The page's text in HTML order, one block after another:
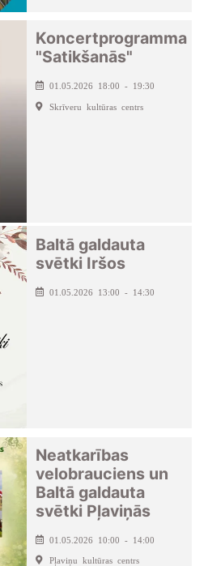
Koncertprogramma
"Satikšanās"
01.05.2026 18:00 - 19:30
Skrīveru kultūras centrs
Baltā galdauta
svētki Iršos
01.05.2026 13:00 - 14:30
Neatkarības
velobrauciens un
Baltā galdauta
svētki Pļaviņās
01.05.2026 10:00 - 14:00
Pļaviņu kultūras centrs